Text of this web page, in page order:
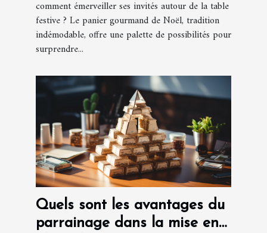
comment émerveiller ses invités autour de la table
festive ? Le panier gourmand de Noël, tradition
indémodable, offre une palette de possibilités pour
surprendre...
Quels sont les avantages du
parrainage dans la mise en